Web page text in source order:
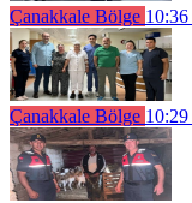
Çanakkale Bölge 10:36
Çanakkale Bölge 10:29